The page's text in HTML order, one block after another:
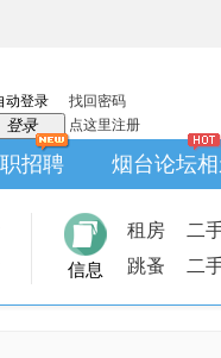
动登录
找回密码
登录 点这里注册
招聘 烟台论坛
信息
租房
二
跳蚤
二